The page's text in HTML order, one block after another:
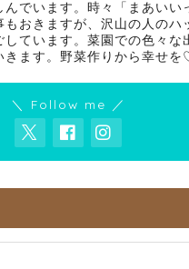
でいます。時々「まあいい
もおきますが、沢山の人のハ
しています。菜園での色々な
きます。野菜作りから幸せを
＼ Follow me ／